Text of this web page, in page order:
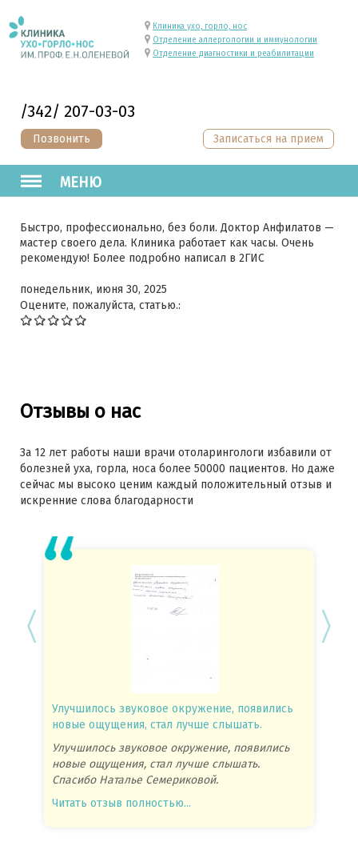
/342/ 207-03-03
Позвонить
Клиника ухо, горло, нос
Отделение аллергологии и иммунологии
Отделение диагностики и реабилитации
МЕНЮ
Записаться на прием
Быстро, профессионально, без боли. Доктор Анфилатов —
мастер своего дела. Клиника работает как часы. Очень
рекомендую! Более подробно написал в 2ГИС
понедельник, июня 30, 2025
Оцените, пожалуйста, статью.:
Отзывы о нас
За 12 лет работы наши врачи отоларингологи избавили от
болезней уха, горла, носа более 50000 пациентов. Но даже
сейчас мы высоко ценим каждый положительный отзыв и
искренние слова благодарности
Улучшилось звуковое окружение, появились
новые ощущения, стал лучше слышать.
Улучшилось звуковое окружение, появились
новые ощущения, стал лучше слышать.
Спасибо Наталье Семериковой.
Читать отзыв полностью...